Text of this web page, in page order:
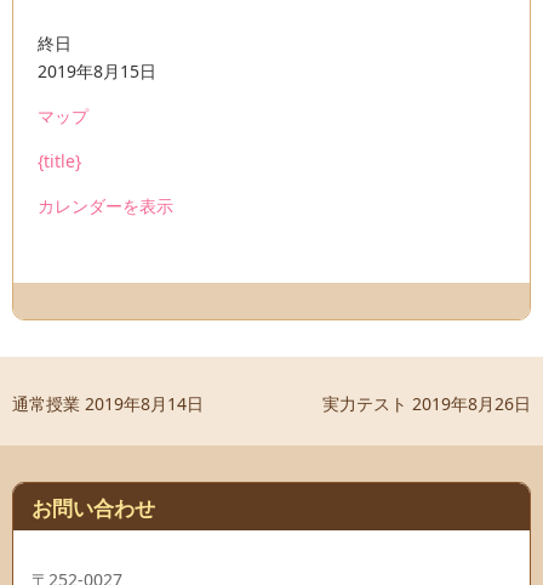
通
常
業
終日
2019年8月15日
マップで
う
塾
{title}
カレンダーを表示
通常授業 2019年8月14日 実力テスト 2019年8月26日
お問い合わせ
〒252-0027